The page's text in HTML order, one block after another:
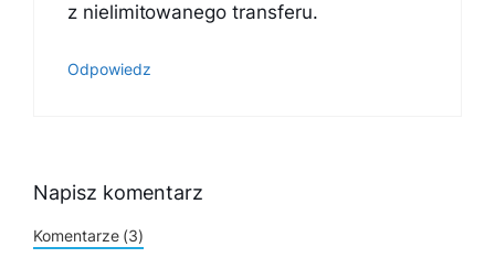
z nielimitowanego transferu.
Odpowiedz
Napisz komentarz
Komentarze (3)